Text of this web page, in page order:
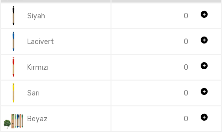
Siyah 0
Lacivert 0
Kırmızı 0
Sarı 0
Beyaz 0